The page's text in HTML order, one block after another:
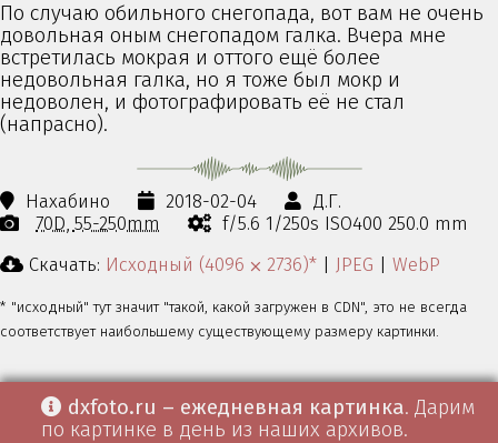
По случаю обильного снегопада, вот вам не очень
довольная оным снегопадом галка. Вчера мне
встретилась мокрая и оттого ещё более
недовольная галка, но я тоже был мокр и
недоволен, и фотографировать её не стал
(напрасно).
Нахабино 2018-02-04
Д.Г.
70D 55-250mm
f/5.6 1/250s ISO400 250.0 mm
Скачать: Исходный (4096 ⨉ 2736)* JPEG WebP
* "исходный" тут значит "такой, какой загружен в CDN", это не всегда
соответствует наибольшему существующему размеру картинки.
dxfoto.ru – ежедневная картинка. Дарим
по картинке в день из наших архивов.